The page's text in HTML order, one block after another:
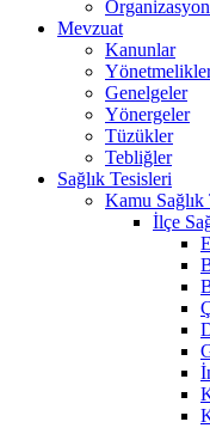
Organizasyon
Mevzuat
Kanunlar
Genelgeler
Yönergeler
Tüzükler
Tebliğler
Sağlık Tesisleri
Kamu Sağlık
İlçe